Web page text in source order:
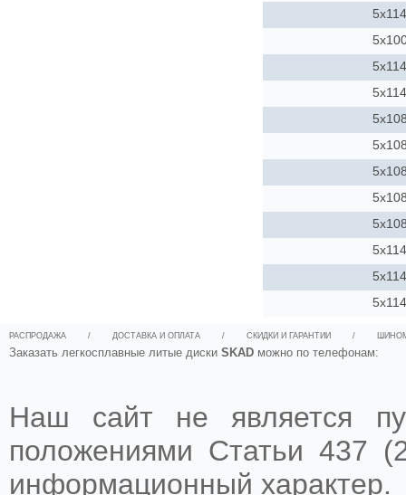
РАСПРОДАЖА / ДОСТАВКА И ОПЛАТА / СКИДКИ И ГАРАНТИИ /
Заказать легкосплавные литые диски SKAD можно по телефонам:
Наш сайт не является
положениями Статьи 437
информационный характер.